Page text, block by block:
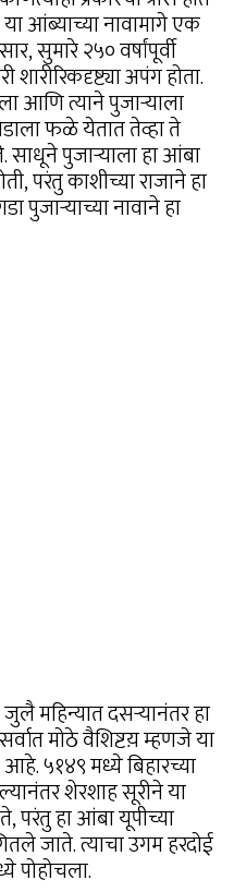
आंब्याच्या नावामागे एक
सुमारे २५० वर्षांपूर्वी
अपंग होता.
आणि त्याने पुजार्‍याला
फळे येतात तेव्हा ते
पुजाऱ्याला हा आंबा
परंतु काशीच्या राजाने हा
पुजाऱ्याच्या नावाने हा
महिन्यात दसऱ्यानंतर हा
मोठे वैशिष्टय़ म्हणजे या
५१४९ मध्ये बिहारच्या
शेरशाह सूरीने या
परंतु हा आंबा यूपीच्या
जाते. त्याचा उगम हरदोई
पोहोचला.